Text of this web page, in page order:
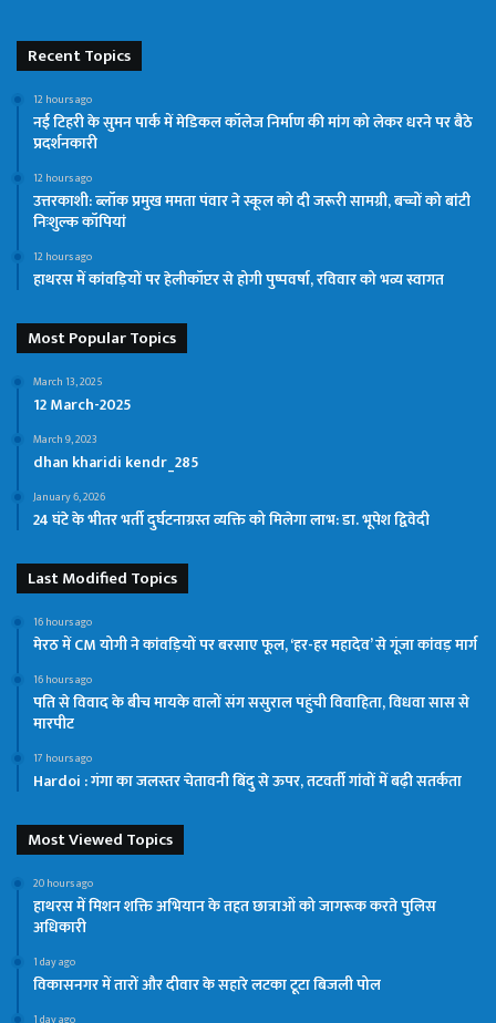
Recent Topics
12 hours ago
नई टिहरी के सुमन पार्क में मेडिकल कॉलेज निर्माण की मांग को लेकर धरने पर बैठे
प्रदर्शनकारी
12 hours ago
उत्तरकाशी: ब्लॉक प्रमुख ममता पंवार ने स्कूल को दी जरूरी सामग्री, बच्चों को बांटी
निःशुल्क कॉपियां
12 hours ago
हाथरस में कांवड़ियों पर हेलीकॉप्टर से होगी पुष्पवर्षा, रविवार को भव्य स्वागत
Most Popular Topics
March 13, 2025
12 March-2025
March 9, 2023
dhan kharidi kendr_285
January 6, 2026
24 घंटे के भीतर भर्ती दुर्घटनाग्रस्त व्यक्ति को मिलेगा लाभ: डा. भूपेश द्विवेदी
Last Modified Topics
16 hours ago
मेरठ में CM योगी ने कांवड़ियों पर बरसाए फूल, ‘हर-हर महादेव’ से गूंजा कांवड़ मार्ग
16 hours ago
पति से विवाद के बीच मायके वालों संग ससुराल पहुंची विवाहिता, विधवा सास से
मारपीट
17 hours ago
Hardoi : गंगा का जलस्तर चेतावनी बिंदु से ऊपर, तटवर्ती गांवों में बढ़ी सतर्कता
Most Viewed Topics
20 hours ago
हाथरस में मिशन शक्ति अभियान के तहत छात्राओं को जागरूक करते पुलिस
अधिकारी
1 day ago
विकासनगर में तारों और दीवार के सहारे लटका टूटा बिजली पोल
1 day ago